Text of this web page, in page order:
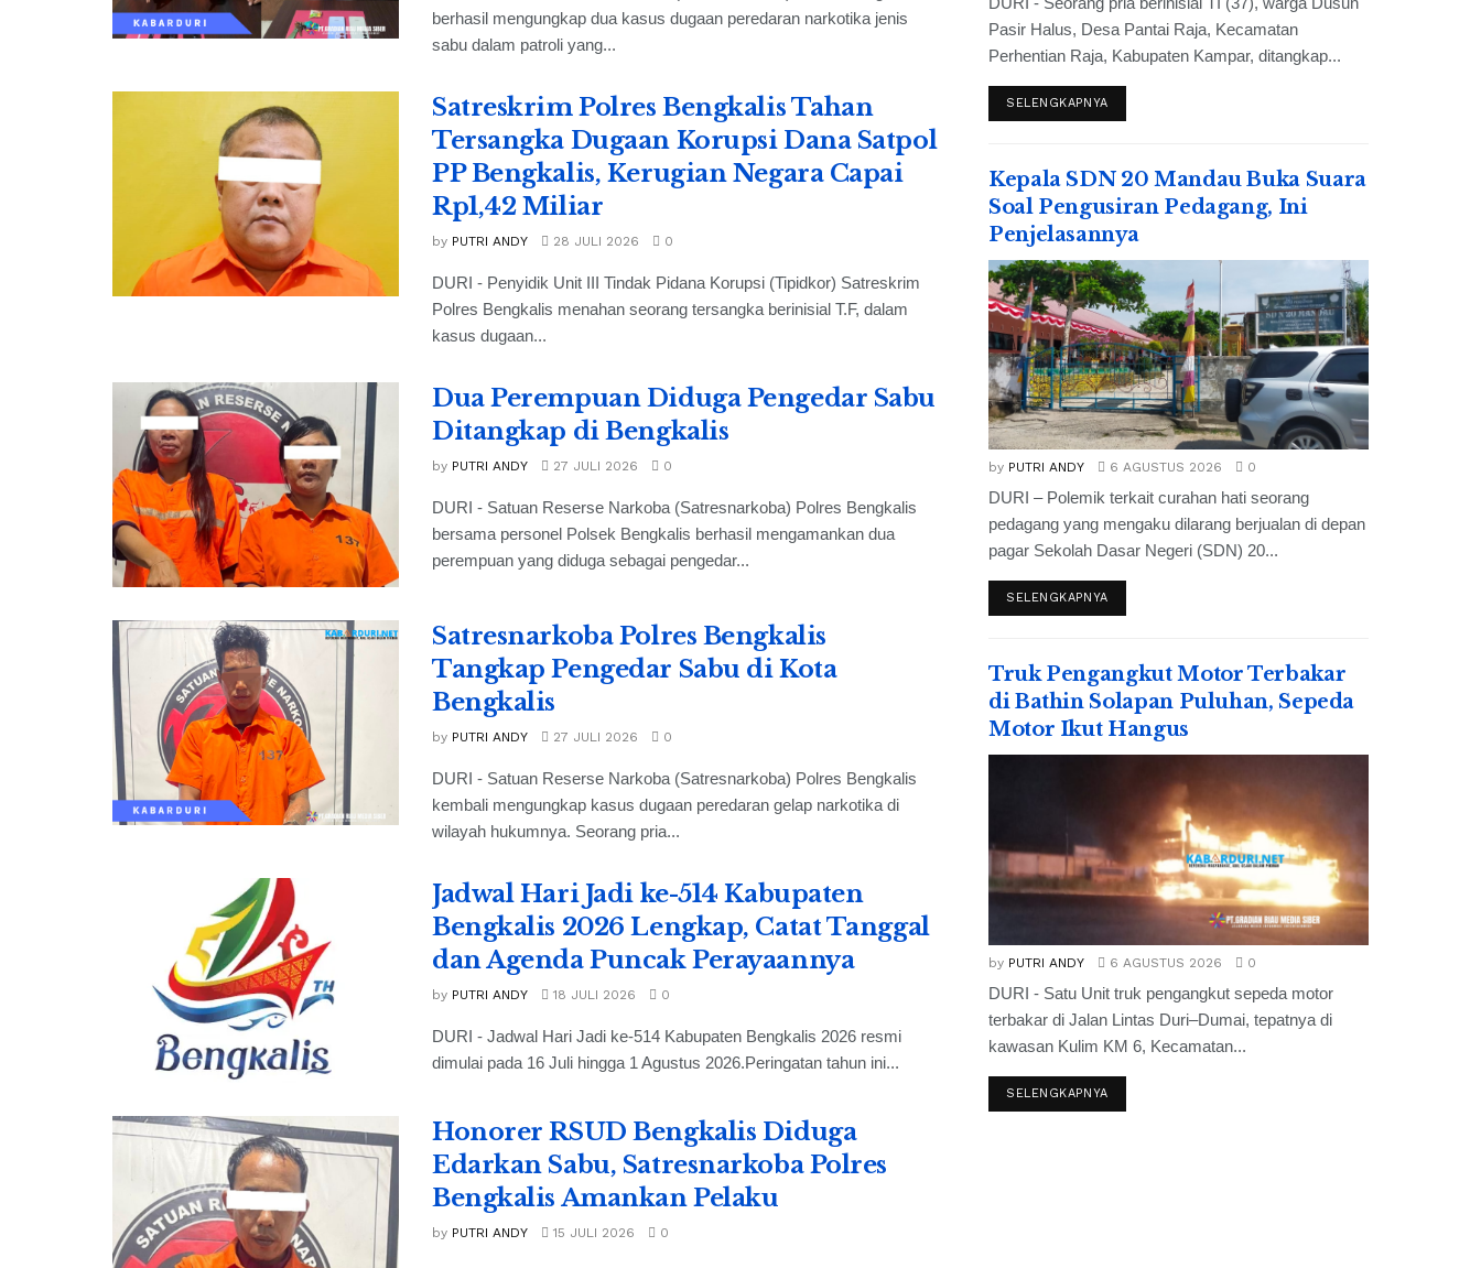
berhasil mengungkap dua kasus dugaan peredaran narkotika jenis
sabu dalam patroli yang...
Satreskrim Polres Bengkalis Tahan
Tersangka Dugaan Korupsi Dana Satpol
PP Bengkalis, Kerugian Negara Capai
Rp1,42 Miliar
by PUTRI ANDY 28 JULI 2026 0
DURI - Penyidik Unit III Tindak Pidana Korupsi (Tipidkor) Satreskrim
Polres Bengkalis menahan seorang tersangka berinisial T.F, dalam
kasus dugaan...
Dua Perempuan Diduga Pengedar Sabu
Ditangkap di Bengkalis
by PUTRI ANDY 27 JULI 2026 0
DURI - Satuan Reserse Narkoba (Satresnarkoba) Polres Bengkalis
bersama personel Polsek Bengkalis berhasil mengamankan dua
perempuan yang diduga sebagai pengedar...
Satresnarkoba Polres Bengkalis
Tangkap Pengedar Sabu di Kota
Bengkalis
by PUTRI ANDY 27 JULI 2026 0
DURI - Satuan Reserse Narkoba (Satresnarkoba) Polres Bengkalis
kembali mengungkap kasus dugaan peredaran gelap narkotika di
wilayah hukumnya. Seorang pria...
Jadwal Hari Jadi ke-514 Kabupaten
Bengkalis 2026 Lengkap, Catat Tanggal
dan Agenda Puncak Perayaannya
by PUTRI ANDY 18 JULI 2026 0
DURI - Jadwal Hari Jadi ke-514 Kabupaten Bengkalis 2026 resmi
dimulai pada 16 Juli hingga 1 Agustus 2026.Peringatan tahun ini...
Honorer RSUD Bengkalis Diduga
Edarkan Sabu, Satresnarkoba Polres
Bengkalis Amankan Pelaku
by PUTRI ANDY 15 JULI 2026 0
Pasir Halus, Desa Pantai Raja, Kecamatan
Perhentian Raja, Kabupaten Kampar, ditangkap...
SELENGKAPNYA
Kepala SDN 20 Mandau Buka Suara
Soal Pengusiran Pedagang, Ini
Penjelasannya
by PUTRI ANDY 6 AGUSTUS 2026 0
DURI – Polemik terkait curahan hati seorang
pedagang yang mengaku dilarang berjualan di depan
pagar Sekolah Dasar Negeri (SDN) 20...
SELENGKAPNYA
Truk Pengangkut Motor Terbakar
di Bathin Solapan Puluhan, Sepeda
Motor Ikut Hangus
by PUTRI ANDY 6 AGUSTUS 2026 0
DURI - Satu Unit truk pengangkut sepeda motor
terbakar di Jalan Lintas Duri–Dumai, tepatnya di
kawasan Kulim KM 6, Kecamatan...
SELENGKAPNYA